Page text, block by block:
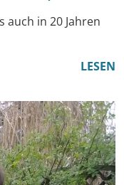
auch in 20 Jahren
LESEN